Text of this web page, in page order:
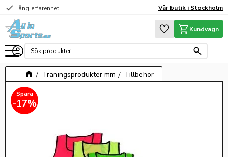
Meny
check Lång erfarenhet Vår butik i Stockholm
Favoriter
Kundvagn
Träningsprodukter mm Tillbehör
17%